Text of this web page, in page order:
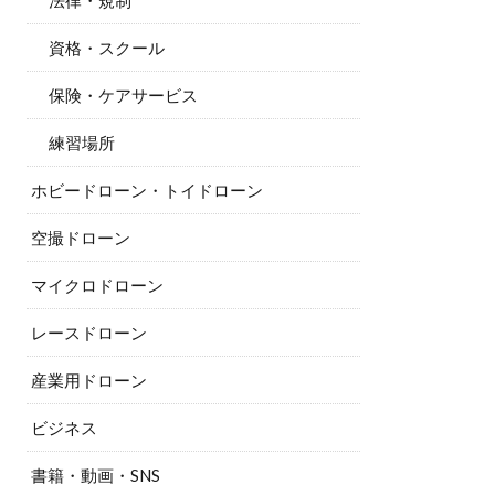
資格・スクール
保険・ケアサービス
練習場所
ホビードローン・トイドローン
空撮ドローン
マイクロドローン
レースドローン
産業用ドローン
ビジネス
書籍・動画・SNS